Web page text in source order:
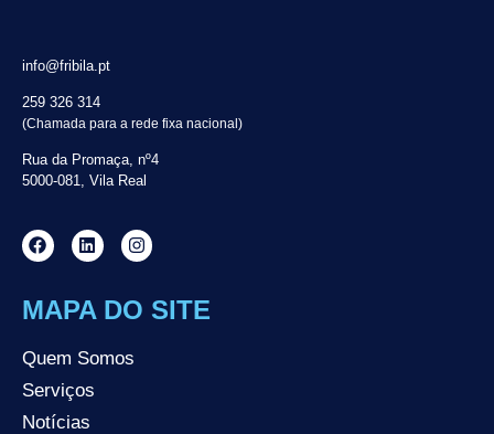
info@fribila.pt
259 326 314
(Chamada para a rede fixa nacional)
Rua da Promaça, nº4
5000-081, Vila Real
MAPA DO SITE
Quem Somos
Serviços
Notícias